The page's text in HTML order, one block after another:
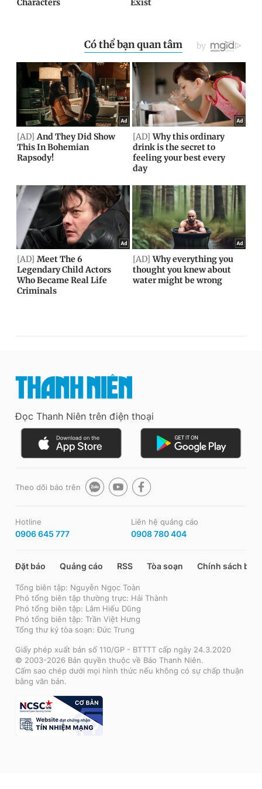
Đọc Thanh Niên trên điện thoại
Theo dõi báo trên
Hotline
0906 645 777
Liên hệ quảng cáo
0908 780 404
Đặt báo Quảng cáo RSS Tòa soạn Chính sách bảo
Tổng biên tập: Nguyễn Ngọc Toàn
Phó tổng biên tập thường trực: Hải Thành
Phó tổng biên tập: Lâm Hiếu Dũng
Phó tổng biên tập: Trần Việt Hưng
Tổng thư ký tòa soạn: Đức Trung
Giấy phép xuất bản số 110/GP - BTTTT cấp ngày 24.3.2020
© 2003-2026 Bản quyền thuộc về Báo Thanh Niên.
Cấm sao chép dưới mọi hình thức nếu không có sự chấp thuận
bằng văn bản.